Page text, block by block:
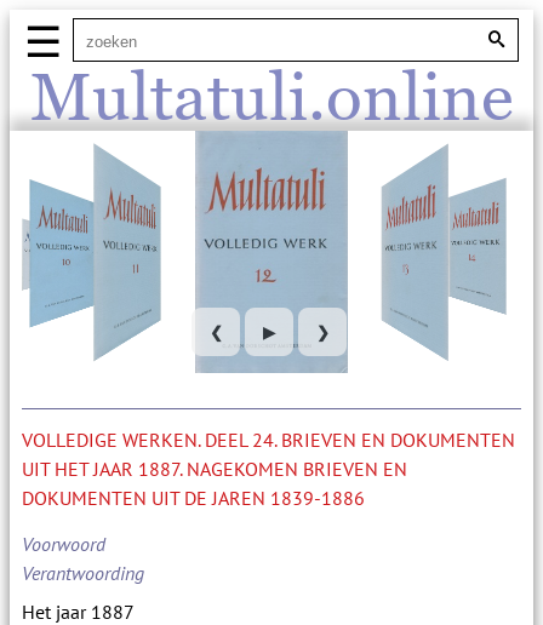
Multatuli.online
☰
❮ ▶ ❯
VOLLEDIGE WERKEN. DEEL 24. BRIEVEN EN DOKUMENTEN
UIT HET JAAR 1887. NAGEKOMEN BRIEVEN EN
DOKUMENTEN UIT DE JAREN 1839-1886
Voorwoord
Verantwoording
Het jaar 1887